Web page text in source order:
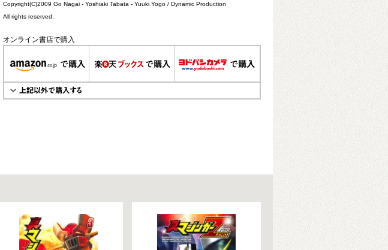
Copyright(C)2009 Go Nagai - Yoshiaki Tabata - Yuuki Yogo / Dynamic Production
All rights reserved.
オンライン書店で購入